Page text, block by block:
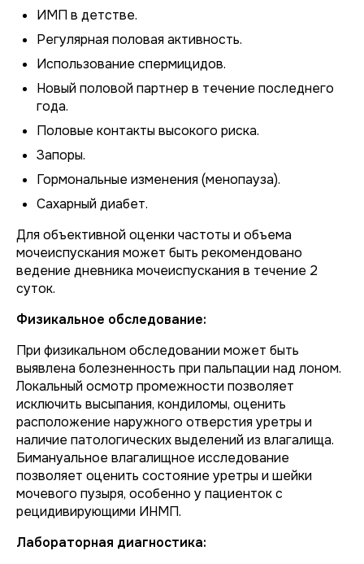
ИМП в детстве.
Регулярная половая активность.
Использование спермицидов.
Новый половой партнер в течение последнего
года.
Половые контакты высокого риска.
Запоры.
Гормональные изменения (менопауза).
Сахарный диабет.
Для объективной оценки частоты и объема
мочеиспускания может быть рекомендовано
ведение дневника мочеиспускания в течение 2
суток.
Физикальное обследование:
При физикальном обследовании может быть
выявлена болезненность при пальпации над лоном.
Локальный осмотр промежности позволяет
исключить высыпания, кондиломы, оценить
расположение наружного отверстия уретры и
наличие патологических выделений из влагалища.
Бимануальное влагалищное исследование
позволяет оценить состояние уретры и шейки
мочевого пузыря, особенно у пациенток с
рецидивирующими ИНМП.
Лабораторная диагностика: